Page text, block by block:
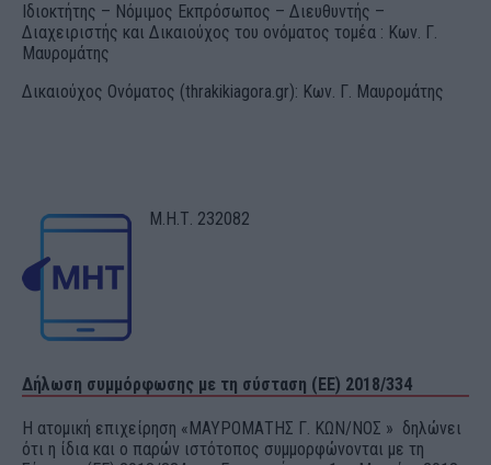
Ιδιοκτήτης – Νόμιμος Εκπρόσωπος – Διευθυντής –
Διαχειριστής και Δικαιούχος του ονόματος τομέα : Κων. Γ.
Μαυρομάτης
Δικαιούχος Ονόματος (thrakikiagora.gr): Κων. Γ. Μαυρομάτης
Μ.Η.Τ. 232082
Δήλωση συμμόρφωσης με τη σύσταση (ΕΕ) 2018/334
Η ατομική επιχείρηση «ΜΑΥΡΟΜΑΤΗΣ Γ. ΚΩΝ/ΝΟΣ » δηλώνει
ότι η ίδια και ο παρών ιστότοπος συμμορφώνονται με τη